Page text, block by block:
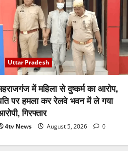
Uttar Pradesh
में महिला से दुष्कर्म का आरोप,
पर हमला कर रेलवे भवन में ले गया
गिरफ्तार
4tv News August 5, 2026 0